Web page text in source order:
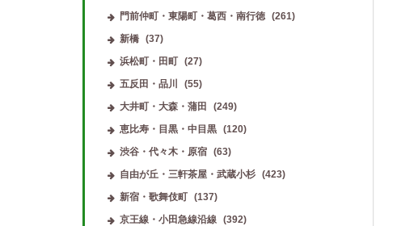
門前仲町・東陽町・葛西・南行徳
(261)
新橋
(37)
浜松町・田町
(27)
五反田・品川
(55)
大井町・大森・蒲田
(249)
恵比寿・目黒・中目黒
(120)
渋谷・代々木・原宿
(63)
自由が丘・三軒茶屋・武蔵小杉
(423)
新宿・歌舞伎町
(137)
京王線・小田急線沿線
(392)